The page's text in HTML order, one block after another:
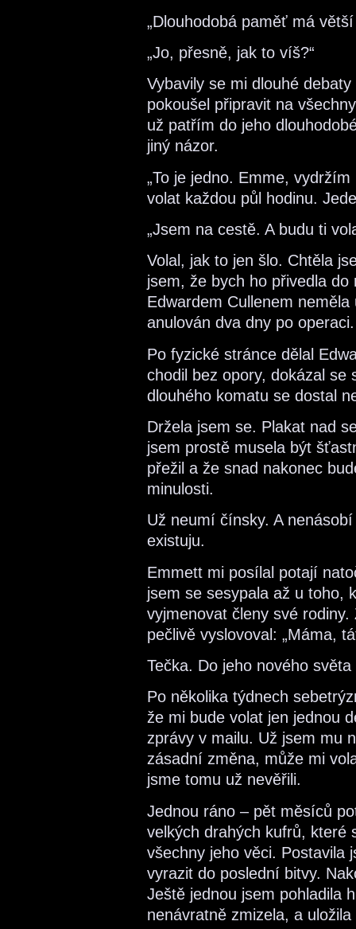
„Dlouhodobá paměť má větší
„Jo, přesně, jak to víš?“
Vybavily se mi dlouhé
pokoušel připravit na
už patřím do jeho
jiný názor.
„To je jedno. Emme,
volat každou půl hodinu.
„Jsem na cestě. A budu ti
Volal, jak to jen šlo. Chtěla
jsem, že bych ho přivedla
Edwardem Cullenem
anulován dva dny po operaci.
Po fyzické stránce dělal
chodil bez opory, dokázal se
dlouhého komatu se dostal
Držela jsem se. Plakat nad
jsem prostě musela být
přežil a že snad nakonec
minulosti.
Už neumí čínsky. A
existuju.
Emmett mi posílal potají
jsem se sesypala až u toho,
vyjmenovat členy své
pečlivě vyslovoval: „Máma,
Tečka. Do jeho nového
Po několika týdnech
že mi bude volat jen jednou
zprávy v mailu. Už jsem mu
zásadní změna, může mi
jsme tomu už nevěřili.
Jednou ráno – pět měsíců
velkých drahých kufrů, které
všechny jeho věci. Postavila
vyrazit do poslední bitvy.
Ještě jednou jsem pohladila
nenávratně zmizela, a